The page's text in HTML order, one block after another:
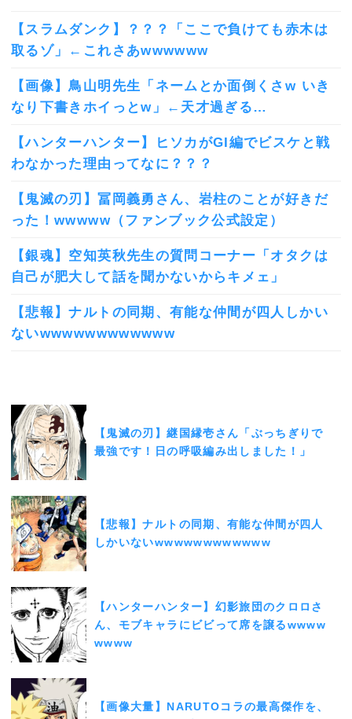
【スラムダンク】？？？「ここで負けても赤木は
取るゾ」←これさあwwwwww
【画像】鳥山明先生「ネームとか面倒くさw いき
なり下書きホイっとw」←天才過ぎる…
【ハンターハンター】ヒソカがGI編でビスケと戦
わなかった理由ってなに？？？
【鬼滅の刃】冨岡義勇さん、岩柱のことが好きだ
った！wwwww（ファンブック公式設定）
【銀魂】空知英秋先生の質問コーナー「オタクは
自己が肥大して話を聞かないからキメェ」
【悲報】ナルトの同期、有能な仲間が四人しかい
ないwwwwwwwwwwww
【鬼滅の刃】継国縁壱さん「ぶっちぎりで
最強です！日の呼吸編み出しました！」
【悲報】ナルトの同期、有能な仲間が四人
しかいないwwwwwwwwwwww
【ハンターハンター】幻影旅団のクロロさ
ん、モブキャラにビビって席を譲るwwww
wwww
【画像大量】NARUTOコラの最高傑作を、